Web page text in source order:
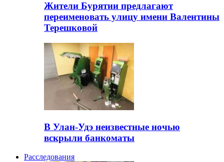
Жители Бурятии предлагают
переименовать улицу имени Валентины
Терешковой
В Улан-Удэ неизвестные ночью
вскрыли банкоматы
Расследования